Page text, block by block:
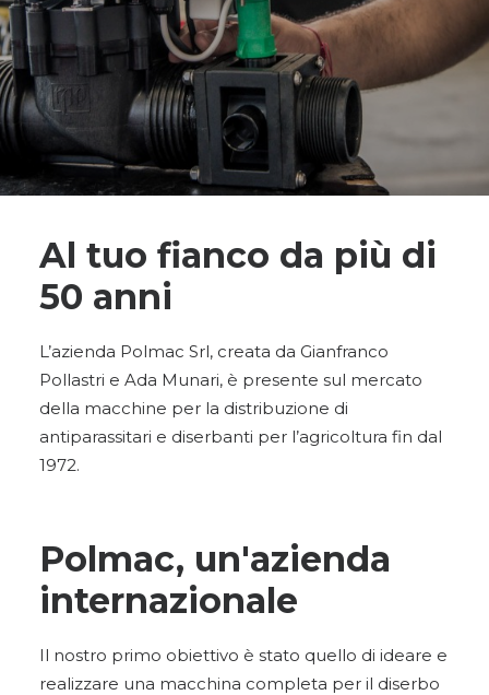
Al tuo fianco da più di
50 anni
L’azienda Polmac Srl, creata da Gianfranco
Pollastri e Ada Munari, è presente sul mercato
della macchine per la distribuzione di
antiparassitari e diserbanti per l’agricoltura fin dal
1972.
Polmac, un'azienda
internazionale
Il nostro primo obiettivo è stato quello di ideare e
realizzare una macchina completa per il diserbo